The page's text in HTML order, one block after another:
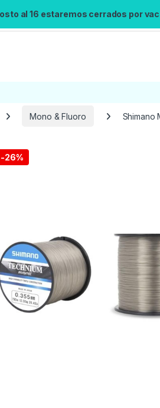
al 16 estaremos cerrados por
No se pudo cargar
Mono & Fluoro Shimano
-26%